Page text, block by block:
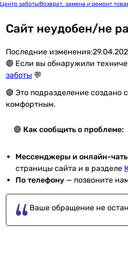
Центр заботыВозврат, замена и ремонт
Сайт неудобен/не
Последние изменения:
🟣 Если вы обнаружили
заботы 💬
🟣 Это подразделение создано
комфортным.
🟣 Как сообщить о проблеме:
Мессенджеры и онлайн-
страницы сайта и в разделе
По телефону — позвоните
Ваше обращение не